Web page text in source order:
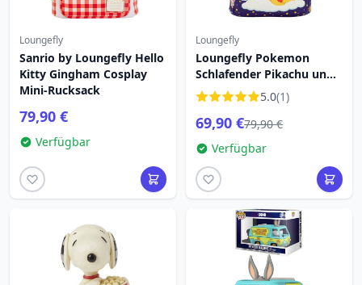
Loungefly
Sanrio by Loungefly Hello
Kitty Gingham Cosplay
Mini-Rucksack
79,90 €
Verfügbar
Loungefly
Loungefly Pokemon
Schlafender Pikachu und
Freunde Rucksack 26cm
5.0(1)
69,90 €79,90 €
Verfügbar